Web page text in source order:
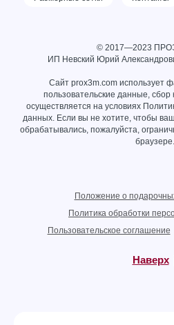
© 2017—2023
ИП Невский Юрий
Сайт prox3m.com использует
пользовательские данные, сбор
осуществляется на условиях
данных. Если вы не хотите, чтобы
обрабатывались, пожалуйста,
браузере.
Положение о
Политика обработки
Пользовательское соглашение
Наверх